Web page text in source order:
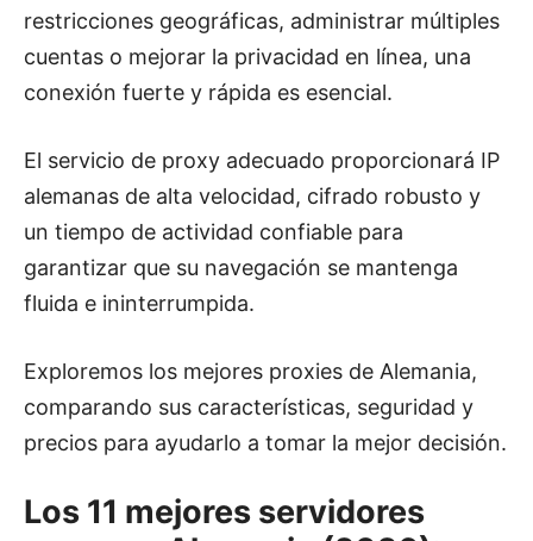
restricciones geográficas, administrar múltiples
cuentas o mejorar la privacidad en línea, una
conexión fuerte y rápida es esencial.
El servicio de proxy adecuado proporcionará IP
alemanas de alta velocidad, cifrado robusto y
un tiempo de actividad confiable para
garantizar que su navegación se mantenga
fluida e ininterrumpida.
Exploremos los mejores proxies de Alemania,
comparando sus características, seguridad y
precios para ayudarlo a tomar la mejor decisión.
Los 11 mejores servidores